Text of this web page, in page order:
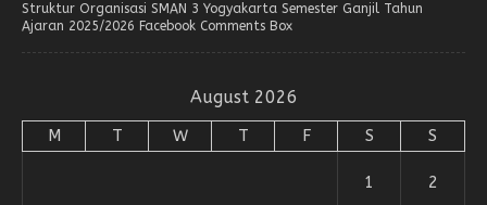
Struktur Organisasi SMAN 3 Yogyakarta Semester Ganjil Tahun
Ajaran 2025/2026 Facebook Comments Box
August 2026
M T W T F S S
1 2